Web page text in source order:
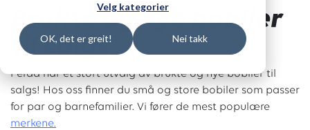
Velg kategorier
OK, det er greit! Nei takk
Brukte og nye bobiler
til salgs
Ferda har et stort utvalg av brukte og nye bobiler til
salgs! Hos oss finner du små og store bobiler som passer
for par og barnefamilier. Vi fører de mest populære
merkene.